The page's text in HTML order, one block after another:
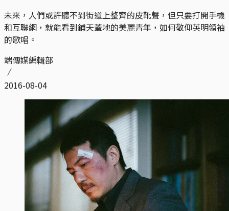
未來，人們或許聽不到街道上整齊的皮靴聲，但只要打開手機
和互聯網，就能看到鋪天蓋地的美麗青年，如何敬仰英明領袖
的歌唱。
端傳媒編輯部
2016-08-04